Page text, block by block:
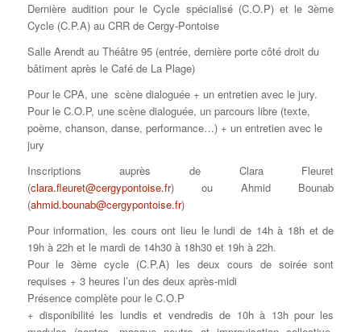
Dernière audition pour le Cycle spécialisé (C.O.P) et le 3ème
Cycle (C.P.A) au CRR de Cergy-Pontoise
Salle Arendt au Théâtre 95 (entrée, dernière porte côté droit du
bâtiment après le Café de La Plage)
Pour le CPA, une scène dialoguée + un entretien avec le jury.
Pour le C.O.P, une scène dialoguée, un parcours libre (texte,
poème, chanson, danse, performance…) + un entretien avec le
jury
Inscriptions auprès de Clara Fleuret
(clara.fleuret@cergypontoise.fr) ou Ahmid Bounab
(ahmid.bounab@cergypontoise.fr)
Pour information, les cours ont lieu le lundi de 14h à 18h et de
19h à 22h et le mardi de 14h30 à 18h30 et 19h à 22h.
Pour le 3ème cycle (C.P.A) les deux cours de soirée sont
requises + 3 heures l’un des deux après-midi
Présence complète pour le C.O.P
+ disponibilité les lundis et vendredis de 10h à 13h pour les